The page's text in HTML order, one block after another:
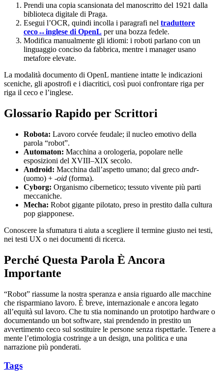
Prendi una copia scansionata del manoscritto del 1921 dalla
biblioteca digitale di Praga.
Esegui l’OCR, quindi incolla i paragrafi nel traduttore
ceco↔inglese di OpenL per una bozza fedele.
Modifica manualmente gli idiomi: i roboti parlano con un
linguaggio conciso da fabbrica, mentre i manager usano
metafore elevate.
La modalità documento di OpenL mantiene intatte le indicazioni
sceniche, gli apostrofi e i diacritici, così puoi confrontare riga per
riga il ceco e l’inglese.
Glossario Rapido per Scrittori
Robota: Lavoro corvée feudale; il nucleo emotivo della
parola “robot”.
Automaton: Macchina a orologeria, popolare nelle
esposizioni del XVIII–XIX secolo.
Android: Macchina dall’aspetto umano; dal greco andr-
(uomo) + -oid (forma).
Cyborg: Organismo cibernetico; tessuto vivente più parti
meccaniche.
Mecha: Robot gigante pilotato, preso in prestito dalla cultura
pop giapponese.
Conoscere la sfumatura ti aiuta a scegliere il termine giusto nei testi,
nei testi UX o nei documenti di ricerca.
Perché Questa Parola È Ancora
Importante
“Robot” riassume la nostra speranza e ansia riguardo alle macchine
che risparmiano lavoro. È breve, internazionale e ancora legato
all’equità sul lavoro. Che tu stia nominando un prototipo hardware o
documentando un bot software, stai prendendo in prestito un
avvertimento ceco sul sostituire le persone senza rispettarle. Tenere a
mente l’etimologia costringe a un design, una politica e una
narrazione più ponderati.
Tags